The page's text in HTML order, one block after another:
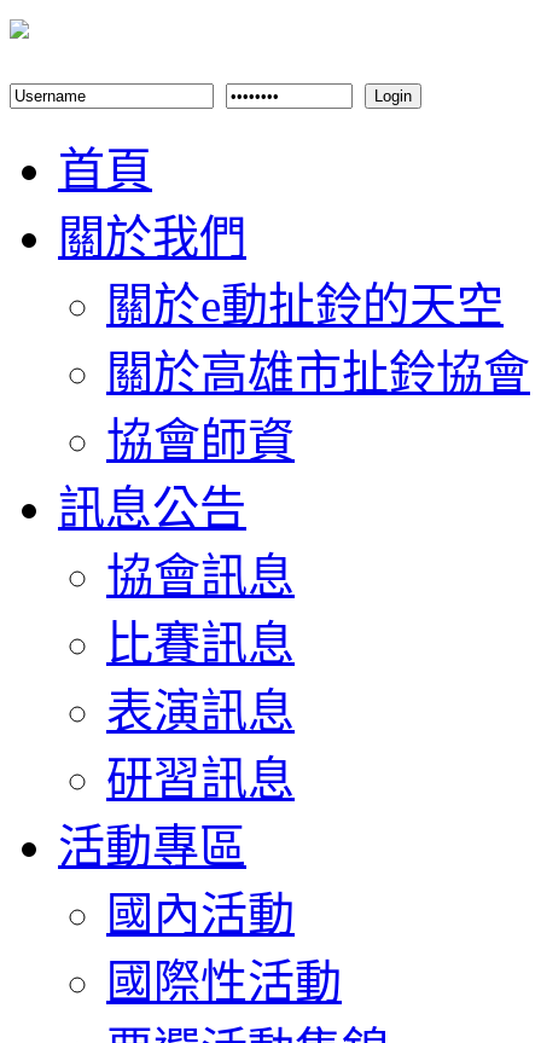
Login
首頁
關於我們
關於e動扯鈴的天空
關於高雄市扯鈴協會
協會師資
訊息公告
協會訊息
比賽訊息
表演訊息
研習訊息
活動專區
國內活動
國際性活動